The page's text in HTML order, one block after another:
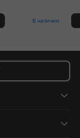
В наличии